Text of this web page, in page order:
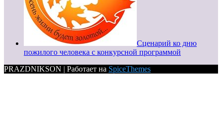
Сценарий ко дню
пожилого человека с конкурсной программой
PRAZDNIKSON | Работает на SpiceThemes